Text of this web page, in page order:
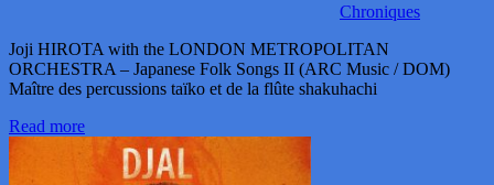
Chroniques
Joji HIROTA with the LONDON METROPOLITAN
ORCHESTRA – Japanese Folk Songs II (ARC Music / DOM)
Maître des percussions taïko et de la flûte shakuhachi
Read more